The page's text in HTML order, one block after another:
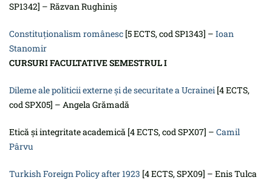
SP1342] – Răzvan Rughiniș
Constituționalism românesc [5 ECTS, cod SP1343] – Ioan
Stanomir
CURSURI FACULTATIVE SEMESTRUL I
Dileme ale politicii externe și de securitate a Ucrainei [4 ECTS,
cod SPX05] – Angela Grămadă
Etică și integritate academică [4 ECTS, cod SPX07] – Camil
Pârvu
Turkish Foreign Policy after 1923 [4 ECTS, SPX09] – Enis Tulca